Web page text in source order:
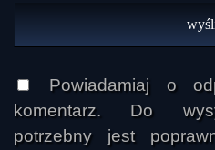
Powiadamiaj o
komentarz. Do
potrzebny jest